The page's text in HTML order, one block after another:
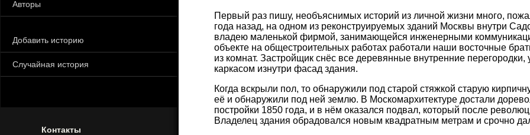
Авторы
Добавить историю
Случайная история
Контакты
Первый раз пишу, необъяснимых историй из личной жизни много,
года назад, на одном из реконструируемых зданий Москвы внутри
владею маленькой фирмой, занимающейся инженерными
объекте на общестроительных работах работали наши восточные
из комнат. Застройщик снёс все деревянные внутренние
каркасом изнутри фасад здания.
Когда вскрыли пол, то обнаружили под старой стяжкой старую
её и обнаружили под ней землю. В Москомархитектуре достали
постройки 1850 года, и в нём оказался подвал, который после
Владелец здания обрадовался новым квадратным метрам и срочно